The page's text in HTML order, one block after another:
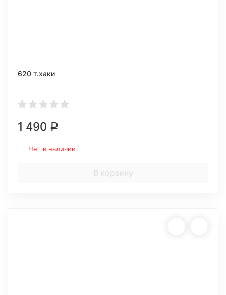
620 т.хаки
1 490 Р
Нет в наличии
В корзину